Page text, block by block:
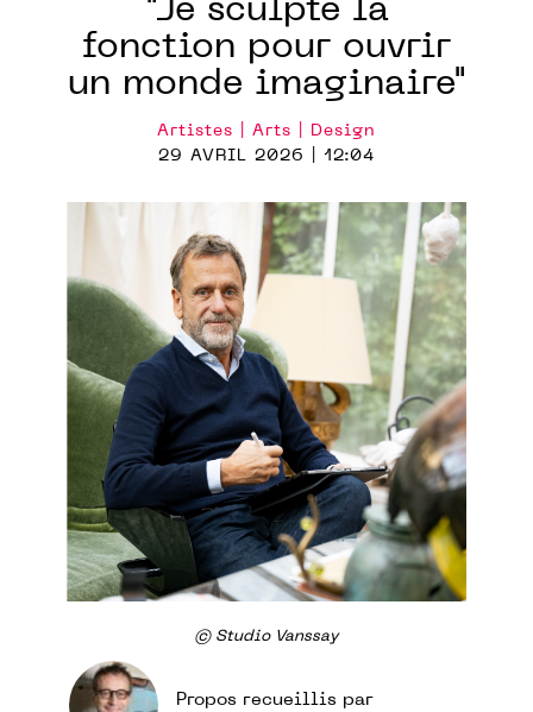
"Je sculpte la
fonction pour ouvrir
un monde imaginaire"
Artistes | Arts | Design
29 AVRIL 2026 | 12:04
© Studio Vanssay
Propos recueillis par